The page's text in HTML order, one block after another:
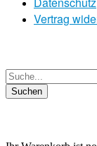
Vertrag